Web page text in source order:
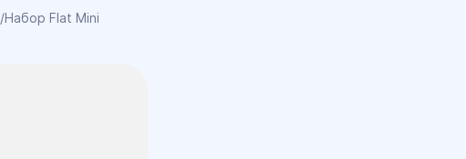
/Набор Flat Mini